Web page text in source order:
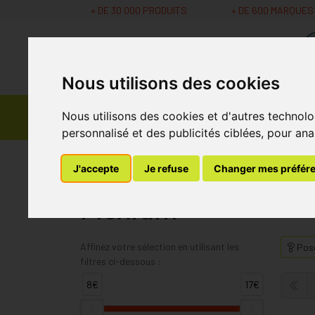
Nous utilisons des cookies
Nous utilisons des cookies et d'autres
personnalisé et des publicités ciblées, pour
J'accepte Je refuse Changer mes
+ DE 30 000 PRODUITS + DE 600 MARQUES
Promos Médicaments
Parapharmacie -
Cosmétiques
MaPharmacie.be Flexium
Affinez votre sélection en utilisant les
filtres ci-dessous :
8€
17€